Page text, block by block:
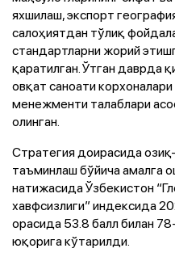
яхшилаш, экспорт
салоҳиятдан тўлиқ
стандартларни жорий
қаратилган. Ўтган даврда
овқат саноати
менежменти талаблари
олинган.
Стратегия доирасида
таъминлаш бўйича амалга
натижасида Ўзбекистон
хавфсизлиги” индексида
орасида 53.8 балл билан
юқорига кўтарилди.